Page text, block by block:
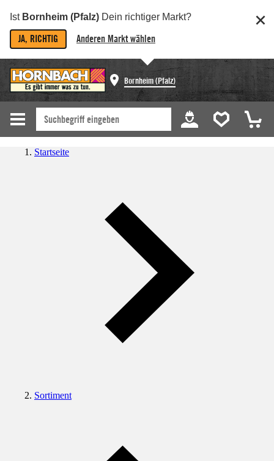
Ist Bornheim (Pfalz) Dein richtiger Markt?
JA, RICHTIG Anderen Markt wählen
Bornheim (Pfalz)
Startseite
Sortiment